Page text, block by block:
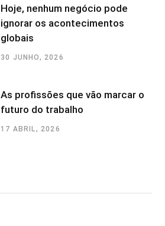
Hoje, nenhum negócio pode
ignorar os acontecimentos
globais
30 JUNHO, 2026
As profissões que vão marcar o
futuro do trabalho
17 ABRIL, 2026